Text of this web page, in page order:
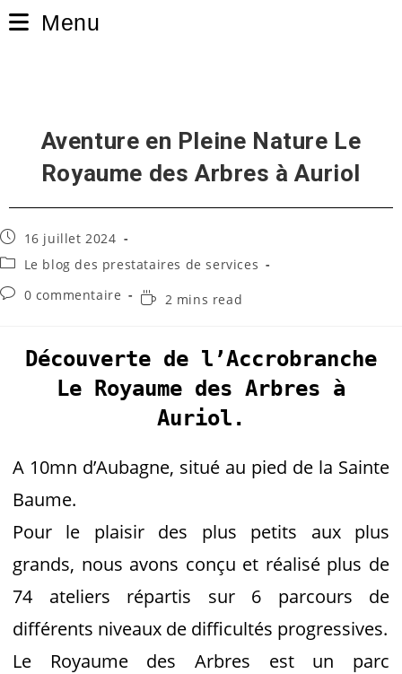
Menu
Aventure en Pleine Nature Le
Royaume des Arbres à Auriol
Publication
publiée :
16 juillet 2024
PostLe blog des prestataires de services
Commentaires
0 commentaire
Temps2 mins read
Découverte de l’Accrobranche
Le Royaume des Arbres à
Auriol.
A 10mn d’Aubagne, situé au pied de la Sainte
Baume.
Pour le plaisir des plus petits aux plus
grands, nous avons conçu et réalisé plus de
74 ateliers répartis sur 6 parcours de
différents niveaux de difficultés progressives.
Le Royaume des Arbres est un parc